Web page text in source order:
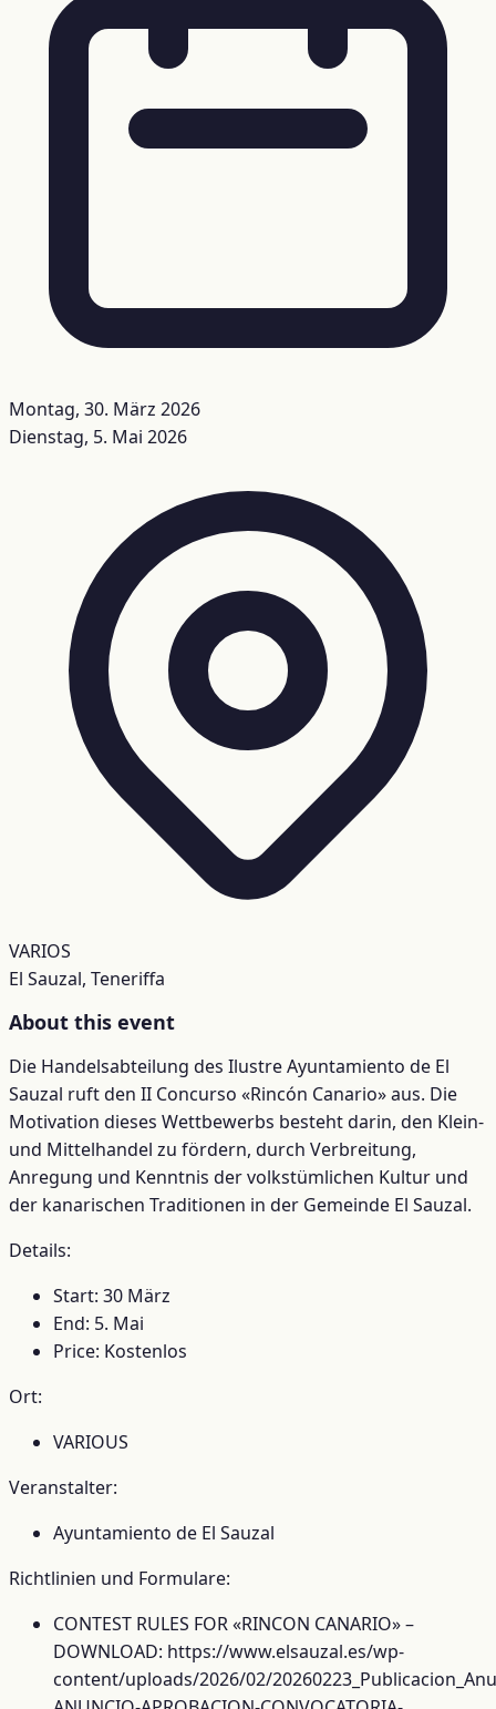
Montag, 30. März 2026
Dienstag, 5. Mai 2026
VARIOS
El Sauzal, Teneriffa
About this event
Die Handelsabteilung des Ilustre Ayuntamiento de El
Sauzal ruft den II Concurso «Rincón Canario» aus. Die
Motivation dieses Wettbewerbs besteht darin, den Klein-
und Mittelhandel zu fördern, durch Verbreitung,
Anregung und Kenntnis der volkstümlichen Kultur und
der kanarischen Traditionen in der Gemeinde El Sauzal.
Details:
Start: 30 März
End: 5. Mai
Price: Kostenlos
Ort:
VARIOUS
Veranstalter:
Ayuntamiento de El Sauzal
Richtlinien und Formulare:
CONTEST RULES FOR «RINCON CANARIO» –
DOWNLOAD: https://www.elsauzal.es/wp-
content/uploads/2026/02/